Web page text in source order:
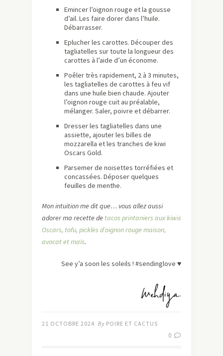
Emincer l’oignon rouge et la gousse
d’ail. Les faire dorer dans l’huile.
Débarrasser.
Eplucher les carottes. Découper des
tagliatelles sur toute la longueur des
carottes à l’aide d’un économe.
Poêler très rapidement, 2 à 3 minutes,
les tagliatelles de carottes à feu vif
dans une huile bien chaude. Ajouter
l’oignon rouge cuit au préalable,
mélanger. Saler, poivre et débarrer.
Dresser les tagliatelles dans une
assiette, ajouter les billes de
mozzarella et les tranches de kiwi
Oscars Gold.
Parsemer de noisettes torréfiées et
concassées. Déposer quelques
feuilles de menthe.
Mon intuition me dit que… vous allez aussi
adorer ma recette de tacos printaniers aux kiwis
Oscars, tofu, pickles d’oignon rouge maison,
avocat et maïs.
See y’a soon les soleils ! #sendinglove ♥
21 OCTOBRE 2024 By POIRE ET CACTUS
0